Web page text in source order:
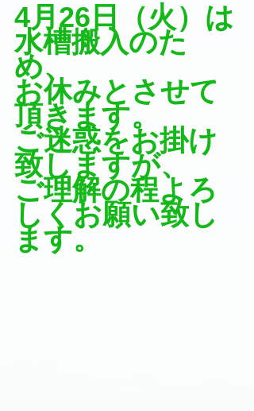
4月26日（火）は
水槽搬入のた
め、
お休みとさせて
頂きます。
ご迷惑をお掛け
致しますが、
ご理解の程よろ
しくお願い致し
ます。